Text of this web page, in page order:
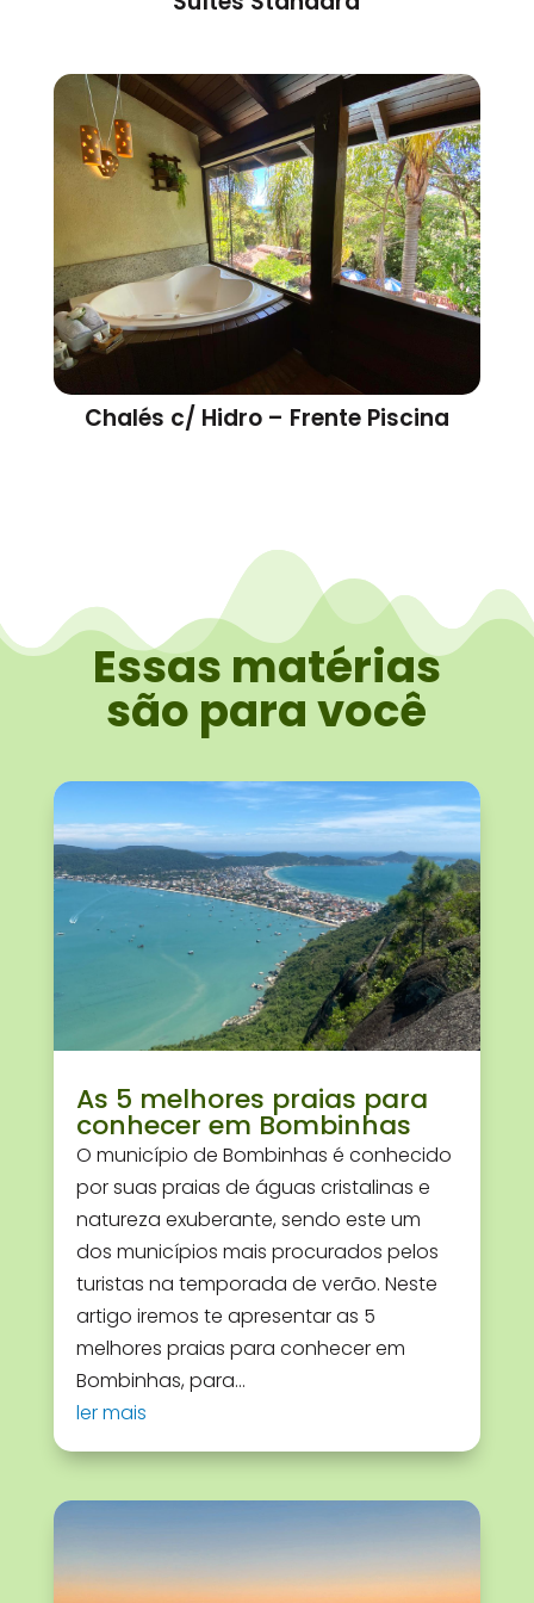
Chalés c/ Hidro – Frente Piscina
Essas matérias
são para você
As 5 melhores praias para
conhecer em Bombinhas
O município de Bombinhas é conhecido
por suas praias de águas cristalinas e
natureza exuberante, sendo este um
dos municípios mais procurados pelos
turistas na temporada de verão. Neste
artigo iremos te apresentar as 5
melhores praias para conhecer em
Bombinhas, para...
ler mais